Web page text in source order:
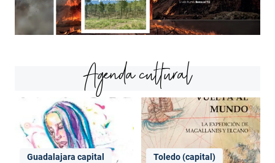
Agenda cultural
Guadalajara capital Toledo (capital)